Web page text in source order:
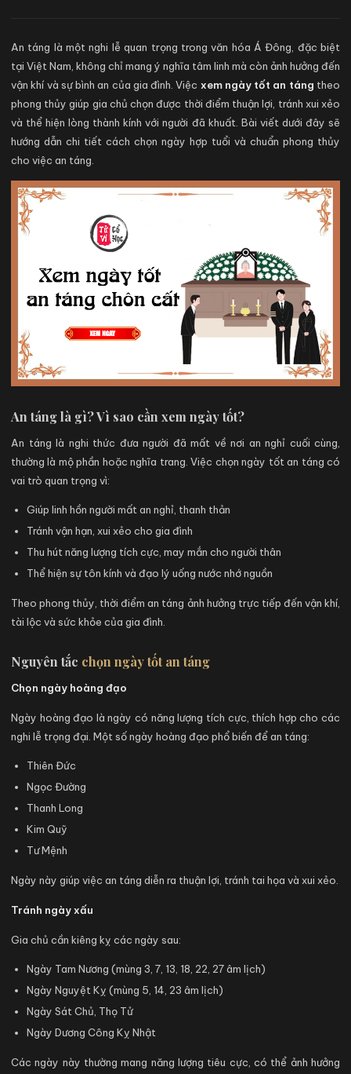
An táng là một nghi lễ quan trọng trong văn hóa Á Đông, đặc biệt
tại Việt Nam, không chỉ mang ý nghĩa tâm linh mà còn ảnh hưởng đến
vận khí và sự bình an của gia đình. Việc xem ngày tốt an táng theo
phong thủy giúp gia chủ chọn được thời điểm thuận lợi, tránh xui xẻo
và thể hiện lòng thành kính với người đã khuất. Bài viết dưới đây sẽ
hướng dẫn chi tiết cách chọn ngày hợp tuổi và chuẩn phong thủy
cho việc an táng.
An táng là gì? Vì sao cần xem ngày tốt?
An táng là nghi thức đưa người đã mất về nơi an nghỉ cuối cùng,
thường là mộ phần hoặc nghĩa trang. Việc chọn ngày tốt an táng có
vai trò quan trọng vì:
Giúp linh hồn người mất an nghỉ, thanh thản
Tránh vận hạn, xui xẻo cho gia đình
Thu hút năng lượng tích cực, may mắn cho người thân
Thể hiện sự tôn kính và đạo lý uống nước nhớ nguồn
Theo phong thủy, thời điểm an táng ảnh hưởng trực tiếp đến vận khí,
tài lộc và sức khỏe của gia đình.
Nguyên tắc chọn ngày tốt an táng
Chọn ngày hoàng đạo
Ngày hoàng đạo là ngày có năng lượng tích cực, thích hợp cho các
nghi lễ trọng đại. Một số ngày hoàng đạo phổ biến để an táng:
Thiên Đức
Ngọc Đường
Thanh Long
Kim Quỹ
Tư Mệnh
Ngày này giúp việc an táng diễn ra thuận lợi, tránh tai họa và xui xẻo.
Tránh ngày xấu
Gia chủ cần kiêng kỵ các ngày sau:
Ngày Tam Nương (mùng 3, 7, 13, 18, 22, 27 âm lịch)
Ngày Nguyệt Kỵ (mùng 5, 14, 23 âm lịch)
Ngày Sát Chủ, Thọ Tử
Ngày Dương Công Kỵ Nhật
Các ngày này thường mang năng lượng tiêu cực, có thể ảnh hưởng